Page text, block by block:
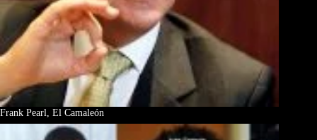
Frank Pearl, El Camaleón